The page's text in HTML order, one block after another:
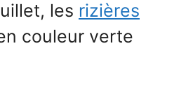
les rizières
couleur verte